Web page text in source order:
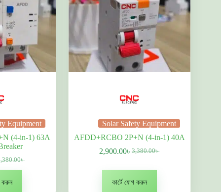
Equipment
(4-in-1) 63A
৳
.
করুন
Solar Safety Equipment
AFDD+RCBO 2P+N (4-in-1) 40A
3,380.00৳
Original
was:
3,380.00৳ .
2,900.00৳বর্তমান
2,900.00৳ .
কার্টে যোগ করুন